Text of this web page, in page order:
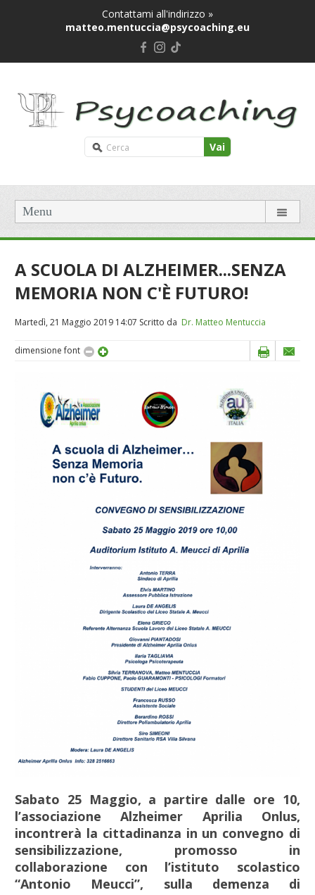
Contattami all'indirizzo »
matteo.mentuccia@psycoaching.eu
Vai
Menu
A SCUOLA DI ALZHEIMER...SENZA
MEMORIA NON C'È FUTURO!
Martedì, 21 Maggio 2019 14:07 Scritto da Dr. Matteo Mentuccia
dimensione font
Sabato 25 Maggio, a partire dalle ore 10,
l’associazione Alzheimer Aprilia Onlus,
incontrerà la cittadinanza in un convegno di
sensibilizzazione, promosso in
collaborazione con l’istituto scolastico
“Antonio Meucci”, sulla demenza di